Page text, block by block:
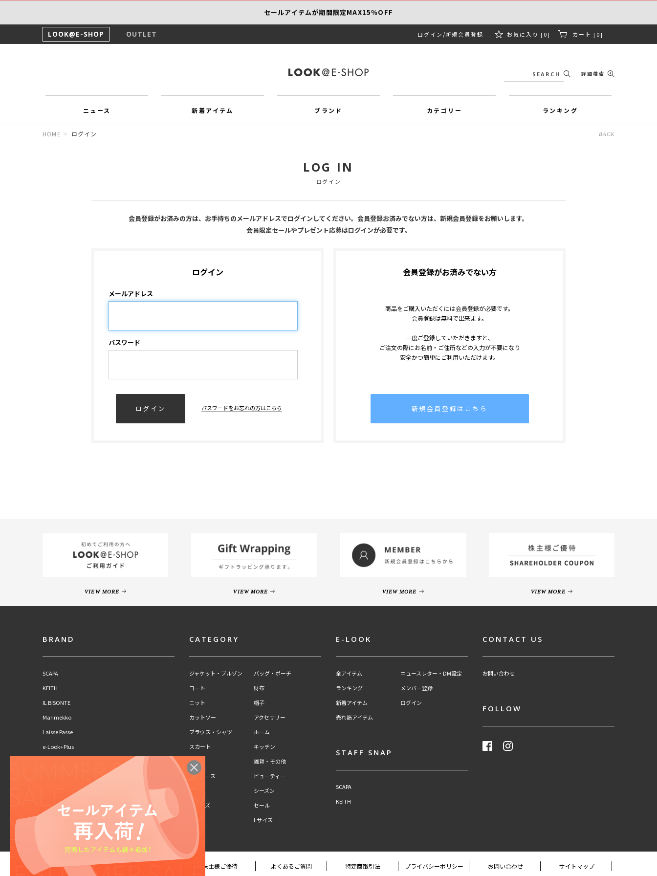
セールアイテムが期間限定MAX15％OFF
LOOK@E-SHOP OUTLET ログイン 新規会員登録 お気に入り [0] カート [0]
詳細検索
ニュース 新着アイテム ブランド カテゴリー ランキング
HOME > ログイン BACK
LOG IN
ログイン
会員登録がお済みの方は、お手持ちのメールアドレスでログインしてください。会員登録お済みでない方は、新規会員登録をお願いします。
会員限定セールやプレゼント応募はログインが必要です。
ログイン
メールアドレス
パスワード
パスワードをお忘れの方はこちら
会員登録がお済みでない方
商品をご購入いただくには会員登録が必要です。
会員登録は無料で出来ます。
一度ご登録していただきますと、
ご注文の際にお名前・ご住所などの入力が不要になり
安全かつ簡単にご利用いただけます。
新規会員登録はこちら
VIEW MORE VIEW MORE VIEW MORE VIEW MORE
BRAND
SCAPA
KEITH
IL BISONTE
Marimekko
Laisse Passe
e-Look+Plus
KEITH Lサイズ
CATEGORY
ジャケット・ブルゾン
コート
ニット
カットソー
ブラウス・シャツ
スカート
パンツ
ワンピース
キッズ
シューズ
バッグ・ポーチ
財布
帽子
アクセサリー
ホーム
キッチン
雑貨・その他
ビューティー
シーズン
セール
Lサイズ
E-LOOK
全アイテム
ランキング
新着アイテム
売れ筋アイテム
ニュースレター・DM設定
メンバー登録
ログイン
CONTACT US
お問い合わせ
FOLLOW
STAFF SNAP
SCAPA
KEITH
ご利用規約 株主様ご優待 よくあるご質問 特定商取引法 プライバシーポリシー お問い合わせ サイトマップ